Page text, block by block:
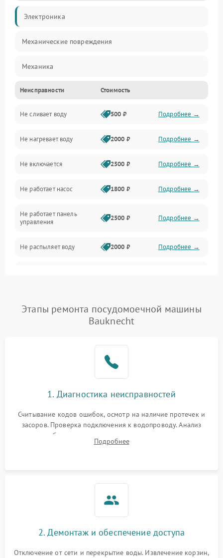
Электроника
Механические повреждения
Механика
Управление
Электропитание
Датчики
Нагрев
Вода
Гигиена
Программное обеспечение
Неисправности Стоимость
Не сливает воду 500 ₽ Подробнее →
Не нагревает воду 2000 ₽ Подробнее →
Не включается 2500 ₽ Подробнее →
Не работает насос 1800 ₽ Подробнее →
Не работает панель
управления
2500 ₽ Подробнее →
Не распыляет воду 2000 ₽ Подробнее →
Проблемы с набором
воды
1800 ₽ Подробнее →
1700 ₽
циркуляционным насосом
2100 ₽ Подробнее →
Этапы ремонта посудомоечной машины
Bauknecht
1. Диагностика неисправностей
Считывание кодов ошибок, осмотр на наличие протечек и
засоров. Проверка подключения к водопроводу. Анализ
жалоб на отсутствие слива, нагрева, вращения
разбрызгивателей или срабатывание системы защиты
Подробнее
2. Демонтаж и обеспечение доступа
Отключение от сети и перекрытие воды. Извлечение корзин,